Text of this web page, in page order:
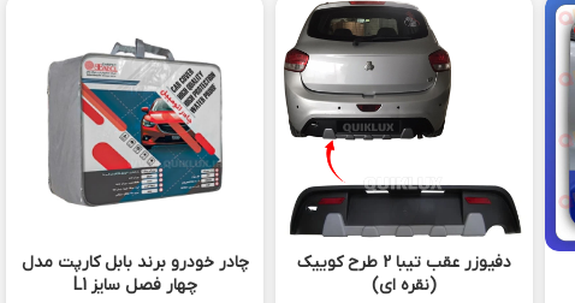
دفیوزر عقب تیبا 2 طرح کوییک
(نقره ای)
چادر خودرو برند بابل کارپت مدل
چهار فصل سایز L1